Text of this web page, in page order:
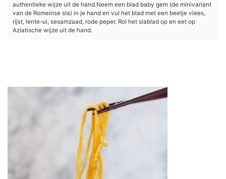
authentieke wijze uit de hand.Neem een blad baby gem (de minivariant
van de Romeinse sla) in je hand en vul het blad met een beetje vlees,
rijst, lente-ui, sesamzaad, rode peper. Rol het slablad op en eet op
Aziatische wijze uit de hand.